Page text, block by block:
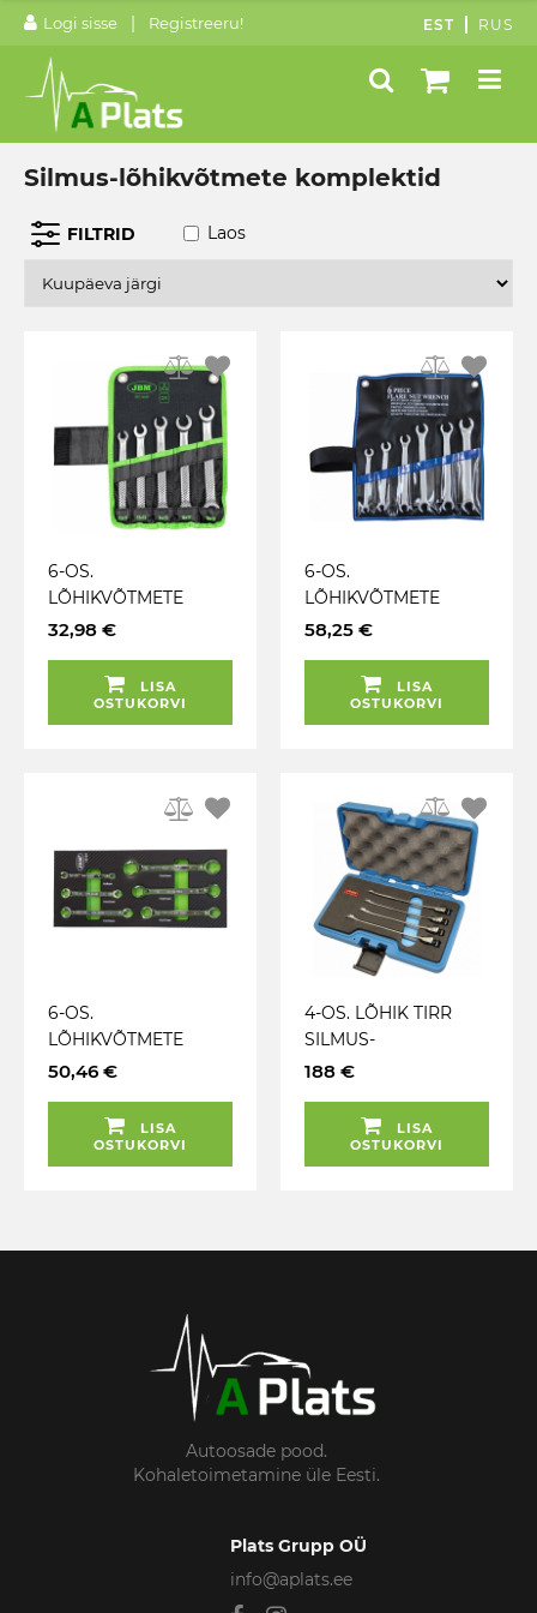
Logi sisse | Registreeru! EST RUS
Silmus-lõhikvõtmete komplektid
FILTRID Laos
6-OS.
LÕHIKVÕTMETE
KOMPL. 6-24MM
32,98 €
LISA
OSTUKORVI
6-OS.
LÕHIKVÕTMETE
KOMPLEKT 8-19MM.
58,25 €
LISA
OSTUKORVI
6-OS.
LÕHIKVÕTMETE
KOMPL. 6-24MM PU-
50,46 €
LISA
OSTUKORVI
4-OS. LÕHIK TIRR
SILMUS-
LEHTVÕTMETE
TRIUMF
188 €
LISA
OSTUKORVI
Autoosade pood.
Kohaletoimetamine üle Eesti.
Plats Grupp OÜ
info@aplats.ee